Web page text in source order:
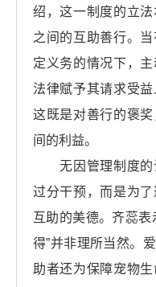
绍，这一制度的立
之间的互助善行。
定义务的情况下，主
法律赋予其请求受益
这既是对善行的褒
间的利益。
无因管理制度的
过分干预，而是为
互助的美德。齐蕊表
得”并非理所当然。
助者还为保障宠物